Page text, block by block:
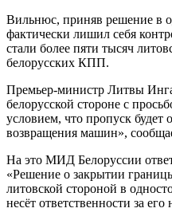
Вильнюс, приняв решение в
фактически лишил себя
стали более пяти тысяч
белорусских КПП.
Премьер-министр Литвы
белорусской стороне с
условием, что пропуск будет
возвращения машин»,
На это МИД Белоруссии
«Решение о закрытии
литовской стороной в
несёт ответственности за